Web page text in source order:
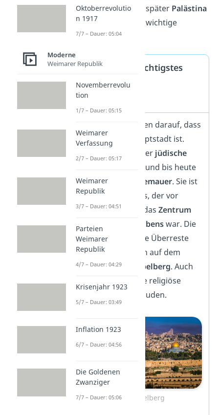
sie hat das Land, das später Palästina
genannt wurde, eine wichtige
religiöse Bedeutung.
Jerusalem als wichtigstes
Beispiel für den
Nahostkonflikt
bestehen darauf, dass
Jerusalem ihre Hauptstadt ist.
Denn dort wurde der jüdische
und bis heute
steht dort die
Klagemauer. Sie ist
ein Teil des Tempels, der vor
seiner Zerstörung das Zentrum
des jüdischen Glaubenswar. Die
Klagemauer und die Überreste
des Tempels stehen auf dem
sogenannten
Tempelberg. Auch
er hat eine wichtige religiöse
Bedeutung für die Juden.
Der Tempelberg
Oktoberrevolutio
n 1917
7/7 – Dauer: 05:04
Moderne
Weimarer Republik
Novemberrevolu
tion
1/7 – Dauer: 05:15
Weimarer
Verfassung
2/7 – Dauer: 05:17
Weimarer
Republik
3/7 – Dauer: 04:51
Parteien
Weimarer
Republik
4/7 – Dauer: 04:29
Krisenjahr 1923
5/7 – Dauer: 03:49
Inflation 1923
6/7 – Dauer: 04:56
Die Goldenen
Zwanziger
7/7 – Dauer: 05:06